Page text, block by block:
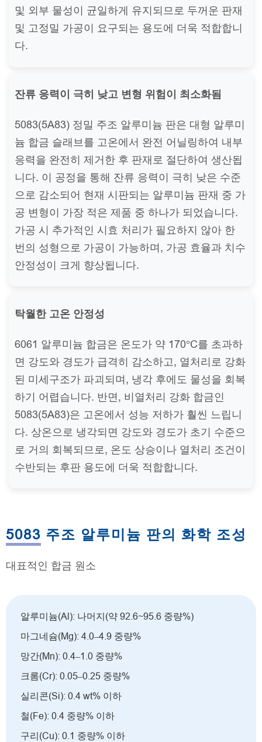
및 외부 물성이 균일하게 유지되므로 두꺼운 판재
및 고정밀 가공이 요구되는 용도에 더욱 적합합니
다.
잔류 응력이 극히 낮고 변형 위험이 최소화됨
5083(5A83) 정밀 주조 알루미늄 판은 대형 알루미
늄 합금 슬래브를 고온에서 완전 어닐링하여 내부
응력을 완전히 제거한 후 판재로 절단하여 생산됩
니다. 이 공정을 통해 잔류 응력이 극히 낮은 수준
으로 감소되어 현재 시판되는 알루미늄 판재 중 가
공 변형이 가장 적은 제품 중 하나가 되었습니다.
가공 시 추가적인 시효 처리가 필요하지 않아 한
번의 성형으로 가공이 가능하며, 가공 효율과 치수
안정성이 크게 향상됩니다.
탁월한 고온 안정성
6061 알루미늄 합금은 온도가 약 170°C를 초과하
면 강도와 경도가 급격히 감소하고, 열처리로 강화
된 미세구조가 파괴되며, 냉각 후에도 물성을 회복
하기 어렵습니다. 반면, 비열처리 강화 합금인
5083(5A83)은 고온에서 성능 저하가 훨씬 느립니
다. 상온으로 냉각되면 강도와 경도가 초기 수준으
로 거의 회복되므로, 온도 상승이나 열처리 조건이
수반되는 후판 용도에 더욱 적합합니다.
5083 주조 알루미늄 판의 화학 조성
대표적인 합금 원소
알루미늄(Al): 나머지(약 92.6~95.6 중량%)
마그네슘(Mg): 4.0–4.9 중량%
망간(Mn): 0.4–1.0 중량%
크롬(Cr): 0.05–0.25 중량%
실리콘(Si): 0.4 wt% 이하
철(Fe): 0.4 중량% 이하
구리(Cu): 0.1 중량% 이하